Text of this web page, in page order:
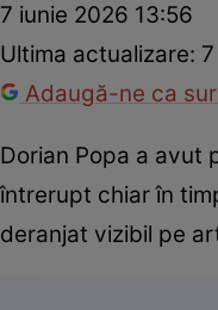
7 iunie 2026 13:56
Ultima actualizare:
Adaugă-ne ca
Dorian Popa a avut
întrerupt chiar în
deranjat vizibil pe